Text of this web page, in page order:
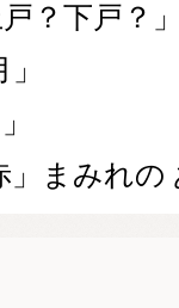
？下戸？
」まみれ